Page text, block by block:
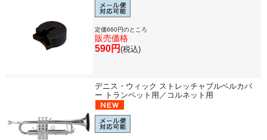
定価660円のところ
販売価格
590円 (税込)
デニス・ウィック ストレッチャブルベルカバ
ー トランペット用／コルネット用